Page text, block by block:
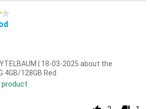
| 18-03-2025 about the
4GB/128GB Red
product